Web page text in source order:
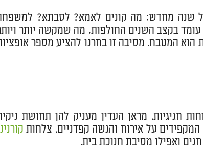
שנה מחדש: מה קונים לאמא? לסבתא?
בקצב השנים החולפות, מה שמקשה יותר
המטבח. מסיבה זו בחרנו להציע מספר
חגיגיות. מראן העדין מעניק להן תחושת
על אירוח והגשה קפדניים. צלחות
ואפילו מסיבת חנוכת בית.